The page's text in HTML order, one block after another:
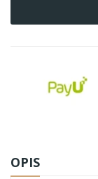
OPIS